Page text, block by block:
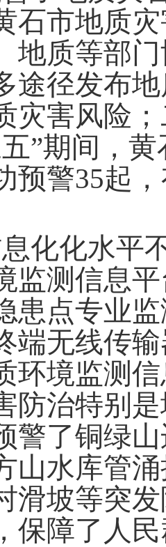
石市地质
地质等部
途径发布
灾害风险 ；
”期间，黄
预警35起
化化水平
监测信息
患点专业
端无线传
环境监测
防治特别
警了铜绿
山水库管
滑坡等突
保障了人